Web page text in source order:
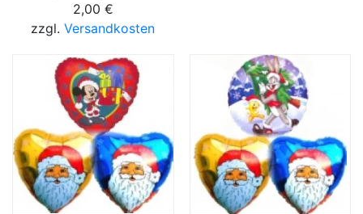
2,00 €
zzgl.Versandkosten